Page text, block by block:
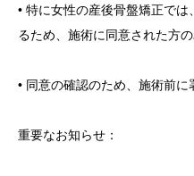
• 特に女性の産後骨盤矯正で
るため、施術に同意された方
• 同意の確認のため、施術前に
重要なお知らせ：